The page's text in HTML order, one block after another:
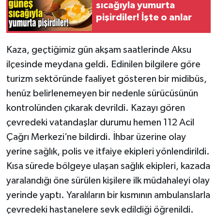
sıcağıyla yumurta
pişirdiler! İşte o anlar
Kaza, geçtiğimiz gün akşam saatlerinde Aksu
ilçesinde meydana geldi. Edinilen bilgilere göre
turizm sektöründe faaliyet gösteren bir midibüs,
henüz belirlenemeyen bir nedenle sürücüsünün
kontrolünden çıkarak devrildi. Kazayı gören
çevredeki vatandaşlar durumu hemen 112 Acil
Çağrı Merkezi’ne bildirdi. İhbar üzerine olay
yerine sağlık, polis ve itfaiye ekipleri yönlendirildi.
Kısa sürede bölgeye ulaşan sağlık ekipleri, kazada
yaralandığı öne sürülen kişilere ilk müdahaleyi olay
yerinde yaptı. Yaralıların bir kısmının ambulanslarla
çevredeki hastanelere sevk edildiği öğrenildi.